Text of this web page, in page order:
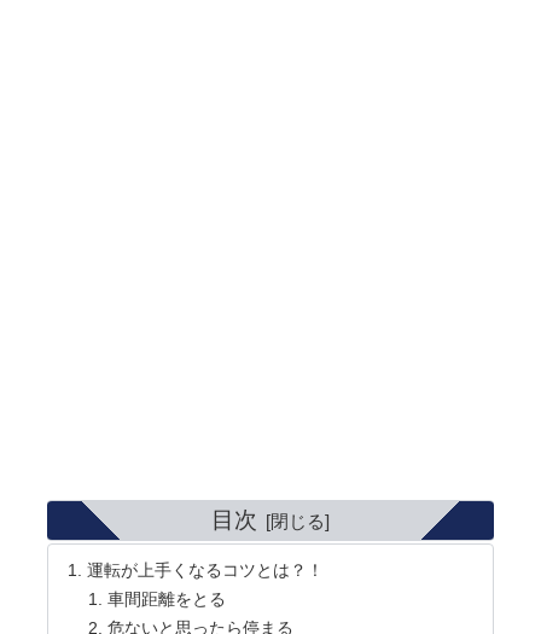
目次
運転が上手くなるコツとは？！
車間距離をとる
危ないと思ったら停まる